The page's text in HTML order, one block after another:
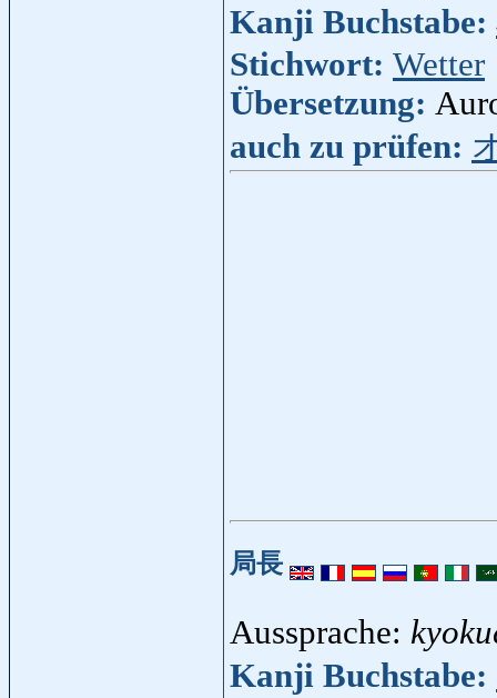
Kanji Buchstabe:
Stichwort: Wetter
Übersetzung:
auch zu prüfen:
局長
Aussprache:
Kanji Buchstabe: